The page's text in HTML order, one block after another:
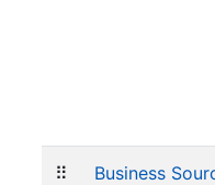
⠿
Business